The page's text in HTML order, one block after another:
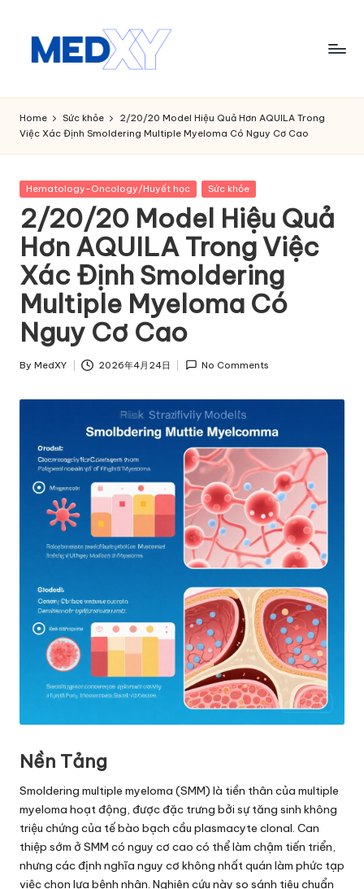
M
e
d
x
y
A
I
Home Sức khỏe
2/20/20 Model Hiệu Quả Hơn AQUILA Trong
Việc Xác Định Smoldering Multiple Myeloma Có Nguy Cơ Cao
Posted
Hematology-Oncology/Huyết học Sức khỏe
2/20/20 Model Hiệu Quả
Hơn AQUILA Trong Việc
Xác Định Smoldering
Multiple Myeloma Có
Nguy Cơ Cao
Posted
By MedXY 2026年4月24日 No Comments
Nền Tảng
Smoldering multiple myeloma (SMM) là tiền thân của multiple
myeloma hoạt động, được đặc trưng bởi sự tăng sinh không
triệu chứng của tế bào bạch cầu plasmacyte clonal. Can
thiệp sớm ở SMM có nguy cơ cao có thể làm chậm tiến triển,
nhưng các định nghĩa nguy cơ không nhất quán làm phức tạp
việc chọn lựa bệnh nhân. Nghiên cứu này so sánh tiêu chuẩn